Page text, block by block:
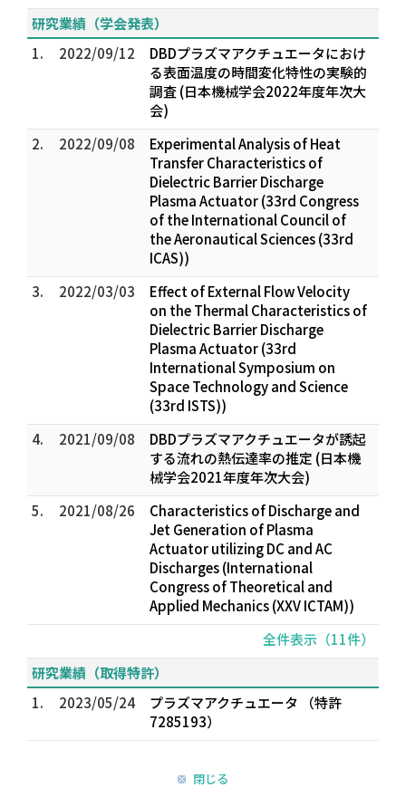
研究業績（学会発表）
1.
2022/09/12
DBDプラズマアクチュエータにおけ
る表面温度の時間変化特性の実験的
調査 (日本機械学会2022年度年次大
会)
2.
2022/09/08
Experimental Analysis of Heat
Transfer Characteristics of
Dielectric Barrier Discharge
Plasma Actuator (33rd Congress
of the International Council of
the Aeronautical Sciences (33rd
ICAS))
3.
2022/03/03
Effect of External Flow Velocity
on the Thermal Characteristics of
Dielectric Barrier Discharge
Plasma Actuator (33rd
International Symposium on
Space Technology and Science
(33rd ISTS))
4.
2021/09/08
DBDプラズマアクチュエータが誘起
する流れの熱伝達率の推定 (日本機
械学会2021年度年次大会)
5.
2021/08/26
Characteristics of Discharge and
Jet Generation of Plasma
Actuator utilizing DC and AC
Discharges (International
Congress of Theoretical and
Applied Mechanics (XXV ICTAM))
全件表示（11件）
研究業績（取得特許）
1.
2023/05/24
プラズマアクチュエータ （特許
7285193）
閉じる